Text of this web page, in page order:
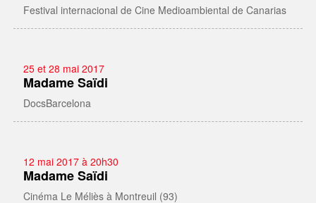
Festival internacional de Cine Medioambiental de Canarias
25 et 28 mai 2017
Madame Saïdi
DocsBarcelona
12 mai 2017 à 20h30
Madame Saïdi
Cinéma Le Méliès à Montreuil (93)